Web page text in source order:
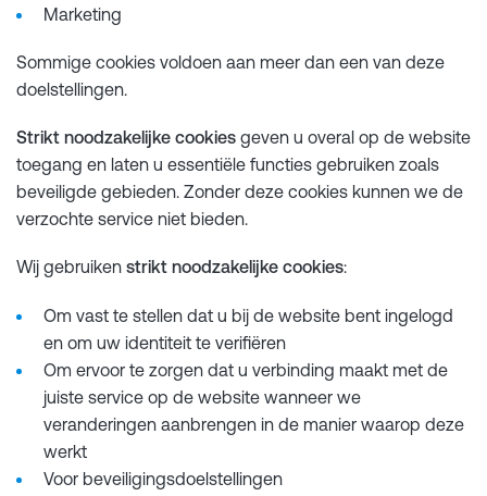
Marketing
Sommige cookies voldoen aan meer dan een van deze
doelstellingen.
Strikt noodzakelijke cookies geven u overal op de website
toegang en laten u essentiële functies gebruiken zoals
beveiligde gebieden. Zonder deze cookies kunnen we de
verzochte service niet bieden.
Wij gebruiken strikt noodzakelijke cookies:
Om vast te stellen dat u bij de website bent ingelogd
en om uw identiteit te verifiëren
Om ervoor te zorgen dat u verbinding maakt met de
juiste service op de website wanneer we
veranderingen aanbrengen in de manier waarop deze
werkt
Voor beveiligingsdoelstellingen